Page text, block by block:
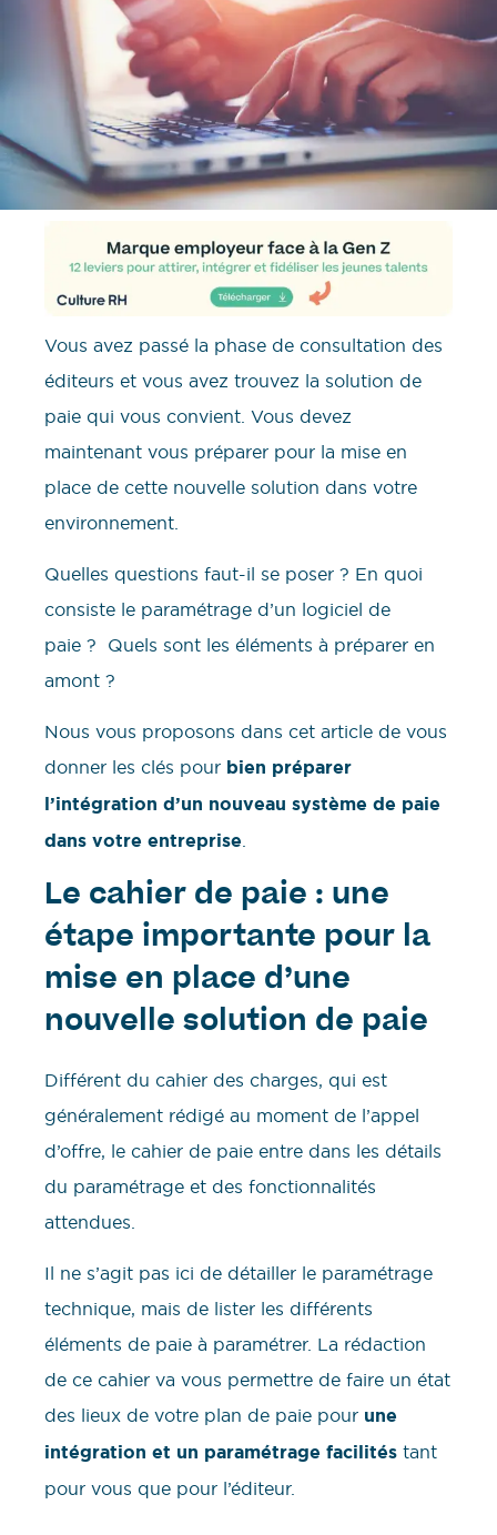
Vous avez passé la phase de consultation des
éditeurs et vous avez trouvez la solution de
paie qui vous convient. Vous devez
maintenant vous préparer pour la mise en
place de cette nouvelle solution dans votre
environnement.
Quelles questions faut-il se poser ? En quoi
consiste le paramétrage d’un logiciel de
paie ? Quels sont les éléments à préparer en
amont ?
Nous vous proposons dans cet article de vous
donner les clés pour bien préparer
l’intégration d’un nouveau système de paie
dans votre entreprise.
Le cahier de paie : une
étape importante pour la
mise en place d’une
nouvelle solution de paie
Différent du cahier des charges, qui est
généralement rédigé au moment de l’appel
d’offre, le cahier de paie entre dans les détails
du paramétrage et des fonctionnalités
attendues.
Il ne s’agit pas ici de détailler le paramétrage
technique, mais de lister les différents
éléments de paie à paramétrer. La rédaction
de ce cahier va vous permettre de faire un état
des lieux de votre plan de paie pour une
intégration et un paramétrage facilités tant
pour vous que pour l’éditeur.